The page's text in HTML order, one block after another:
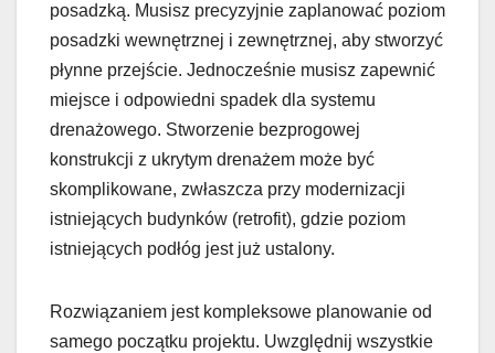
posadzką. Musisz precyzyjnie zaplanować poziom
posadzki wewnętrznej i zewnętrznej, aby stworzyć
płynne przejście. Jednocześnie musisz zapewnić
miejsce i odpowiedni spadek dla systemu
drenażowego. Stworzenie bezprogowej
konstrukcji z ukrytym drenażem może być
skomplikowane, zwłaszcza przy modernizacji
istniejących budynków (retrofit), gdzie poziom
istniejących podłóg jest już ustalony.
Rozwiązaniem jest kompleksowe planowanie od
samego początku projektu. Uwzględnij wszystkie